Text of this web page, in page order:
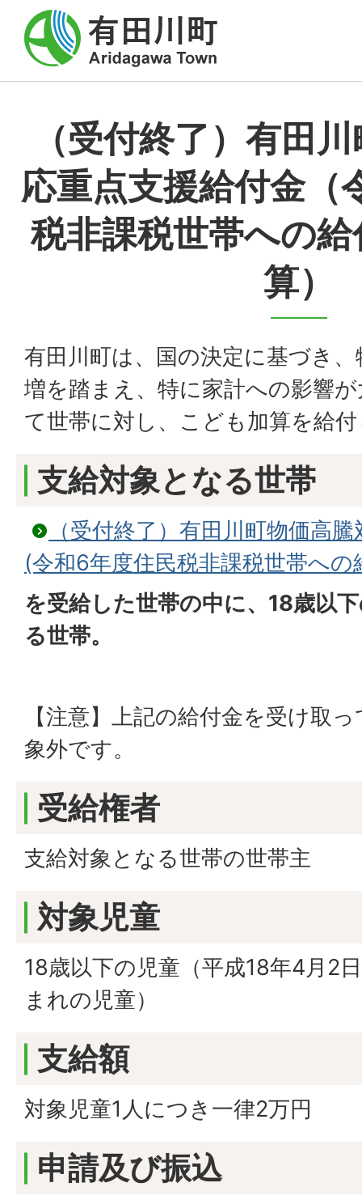
（受付終了）有田
応重点支援給付金（
税非課税世帯への
算）
有田川町は、国の決定に基づき
増を踏まえ、特に家計への影響
て世帯に対し、こども加算を給
支給対象となる世帯
（受付終了）有田川町物価高
(令和6年度住民税非課税世帯への
を受給した世帯の中に、18歳以
る世帯。
【注意】上記の給付金を受け取
象外です。
受給権者
支給対象となる世帯の世帯主
対象児童
18歳以下の児童（平成18年4月2
まれの児童）
支給額
対象児童1人につき一律2万円
申請及び振込